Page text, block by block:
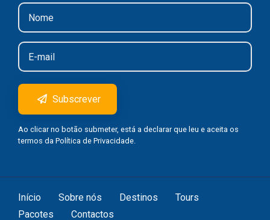
Subscrever
Ao clicar no botão submeter, está a declarar que leu e aceita os
termos da Política de Privacidade.
Início Sobre nós Destinos
Tours
Pacotes
Contactos